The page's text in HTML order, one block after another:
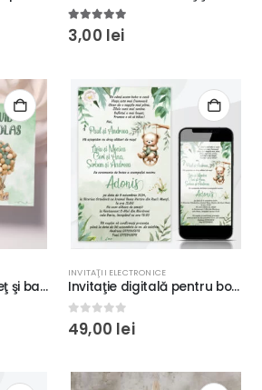
5.00out of 5
3,00 lei
Invitaţie botez Ursuleţ şi baloane, fundal verde, 17x12cm, plic inclus, carton fotografic 300g
INVITAŢII ELECTRONICE
Invitaţie digitală pentru botez model floral cu ursuleţ, fundal watercolor verde #19
0out of 5
49,00 lei